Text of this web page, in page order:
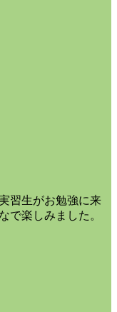
習生がお勉強に来
で楽しみました。